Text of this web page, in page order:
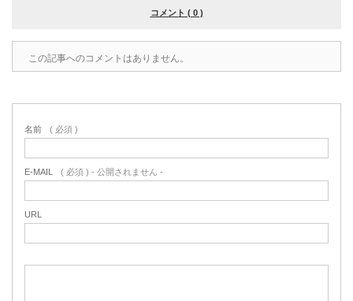
コメント ( 0 )
この記事へのコメントはありません。
名前 ( 必須 )
E-MAIL ( 必須 ) - 公開されません -
URL